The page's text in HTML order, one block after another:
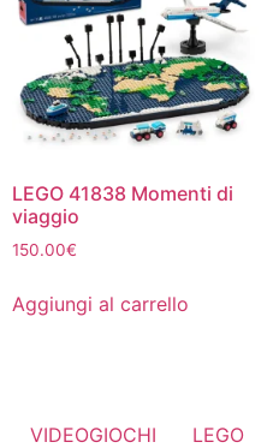
LEGO 41838 Momenti di
viaggio
150.00€
Aggiungi al carrello
VIDEOGIOCHI LEGO